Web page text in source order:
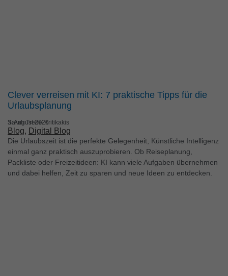
Clever verreisen mit KI: 7 praktische Tipps für die
Urlaubsplanung
Sarah Trede-Kritikakis
3. August 2026
Blog, Digital Blog
Die Urlaubszeit ist die perfekte Gelegenheit, Künstliche Intelligenz
einmal ganz praktisch auszuprobieren. Ob Reiseplanung,
Packliste oder Freizeitideen: KI kann viele Aufgaben übernehmen
und dabei helfen, Zeit zu sparen und neue Ideen zu entdecken.